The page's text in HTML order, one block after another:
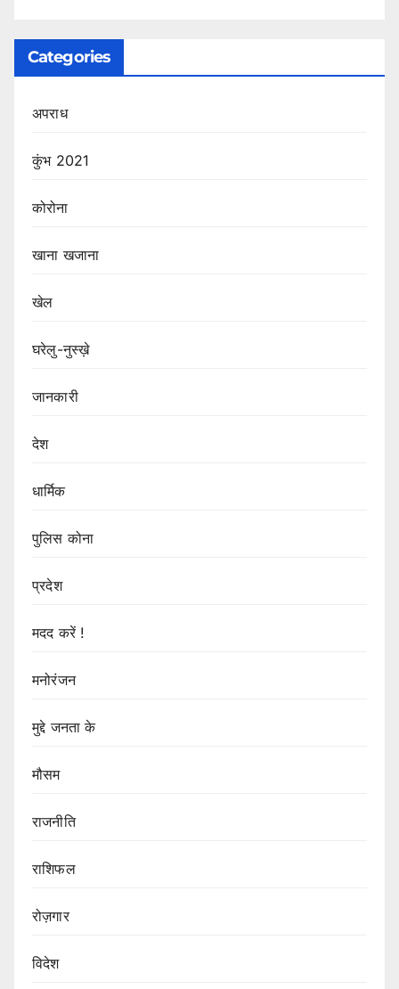
Categories
अपराध
कुंभ 2021
कोरोना
खाना खजाना
खेल
घरेलु-नुस्ख़े
जानकारी
देश
धार्मिक
पुलिस कोना
प्रदेश
मदद करें !
मनोरंजन
मुद्दे जनता के
मौसम
राजनीति
राशिफल
रोज़गार
विदेश